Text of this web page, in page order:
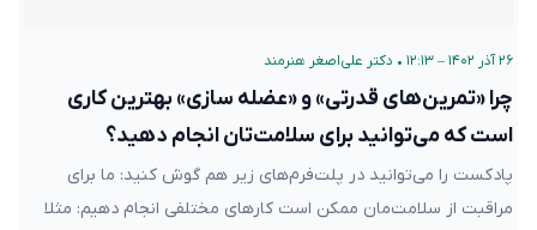
۲۶ آذر ۱۴۰۲ – ۱۲:۱۳ • دکتر علی‌اصغر هنرمند
چرا «تمرین‌های قدرتی» و «عضله سازی» بهترین کاری
است که می‌توانید برای سلامت‌تان انجام دهید؟
پادکست را می‌توانید در پلت‌فرم‌های زیر هم گوش کنید: ما برای
مراقبت از سلامت‌مان ممکن است کارهای مختلفی انجام دهیم: مثلا